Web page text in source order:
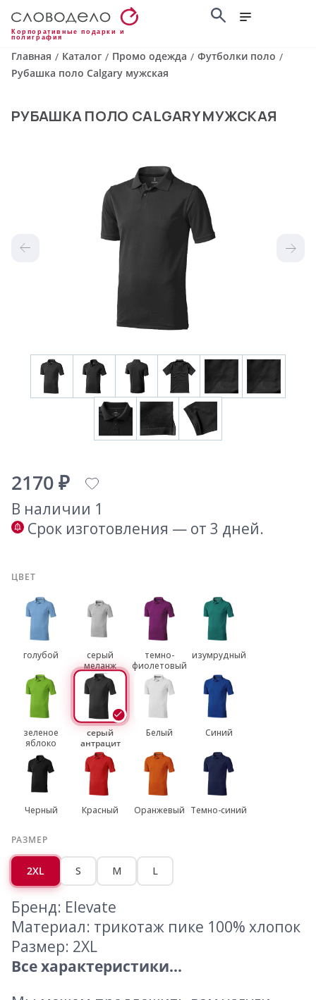
Корпоративные подарки и
полиграфия
Главная / Каталог / Промо одежда / Футболки поло /
Рубашка поло Calgary мужская
РУБАШКА ПОЛО CALGARY МУЖСКАЯ
2170 ₽
В наличии 1
Срок изготовления — от 3 дней.
ЦВЕТ
голубой
серый
меланж
темно-
фиолетовый
изумрудный
зеленое
яблоко
серый
антрацит
Белый Синий
Черный Красный Оранжевый Темно-синий
РАЗМЕР
2XL S M L
Бренд: Elevate
Материал: трикотаж пике 100% хлопок
Размер: 2XL
Все характеристики...